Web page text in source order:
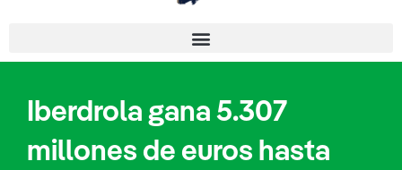
Iberdrola gana 5.307
millones de euros hasta